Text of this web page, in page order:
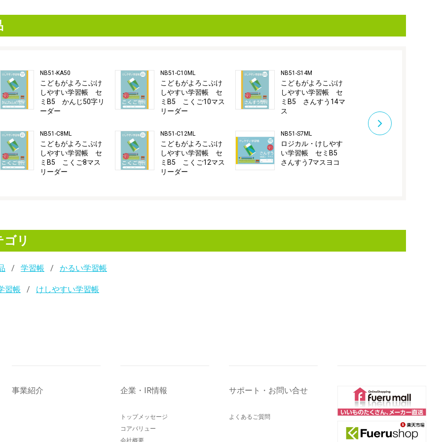
NB51-KA50
こどもがよろこぶけ
しやすい学習帳 セ
ミB5 かんじ50字リ
ーダー
NB51-C8ML
こどもがよろこぶけ
しやすい学習帳 セ
ミB5 こくご8マス
リーダー
NB51-C10ML
こどもがよろこぶけ
しやすい学習帳 セ
ミB5 こくご10マス
リーダー
NB51-C12ML
こどもがよろこぶけ
しやすい学習帳 セ
ミB5 こくご12マス
リーダー
NB51-S14M
こどもがよろこぶけ
しやすい学習帳 セ
ミB5 さんすう14マ
ス
NB51-S7ML
ロジカル・けしやす
い学習帳 セミB5
さんすう7マスヨコ
リ
学習帳 かるい学習帳
習帳 けしやすい学習帳
事業紹介 企業・IR情報
トップメッセージ
コアバリュー
会社概要
サポート・お問い合せ
よくあるご質問